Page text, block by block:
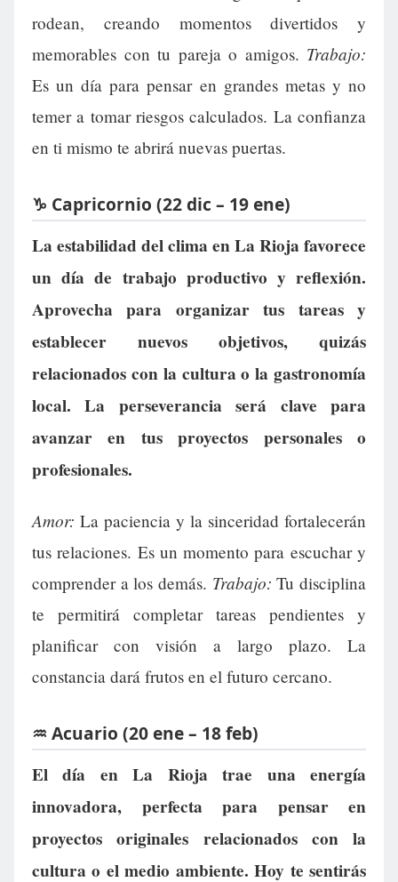
rodean, creando momentos divertidos y
memorables con tu pareja o amigos. Trabajo:
Es un día para pensar en grandes metas y no
temer a tomar riesgos calculados. La confianza
en ti mismo te abrirá nuevas puertas.
♑ Capricornio (22 dic – 19 ene)
La estabilidad del clima en La Rioja favorece
un día de trabajo productivo y reflexión.
Aprovecha para organizar tus tareas y
establecer nuevos objetivos, quizás
relacionados con la cultura o la gastronomía
local. La perseverancia será clave para
avanzar en tus proyectos personales o
profesionales.
Amor: La paciencia y la sinceridad fortalecerán
tus relaciones. Es un momento para escuchar y
comprender a los demás. Trabajo: Tu disciplina
te permitirá completar tareas pendientes y
planificar con visión a largo plazo. La
constancia dará frutos en el futuro cercano.
♒ Acuario (20 ene – 18 feb)
El día en La Rioja trae una energía
innovadora, perfecta para pensar en
proyectos originales relacionados con la
cultura o el medio ambiente. Hoy te sentirás